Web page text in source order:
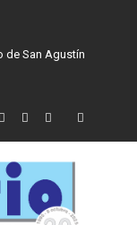
de San Agustín